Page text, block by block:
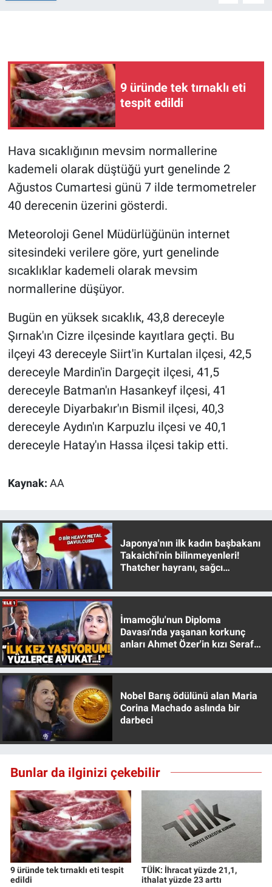
9 üründe tek tırnaklı eti
tespit edildi
Hava sıcaklığının mevsim normallerine
kademeli olarak düştüğü yurt genelinde 2
Ağustos Cumartesi günü 7 ilde termometreler
40 derecenin üzerini gösterdi.
Meteoroloji Genel Müdürlüğünün internet
sitesindeki verilere göre, yurt genelinde
sıcaklıklar kademeli olarak mevsim
normallerine düşüyor.
Bugün en yüksek sıcaklık, 43,8 dereceyle
Şırnak'ın Cizre ilçesinde kayıtlara geçti. Bu
ilçeyi 43 dereceyle Siirt'in Kurtalan ilçesi, 42,5
dereceyle Mardin'in Dargeçit ilçesi, 41,5
dereceyle Batman'ın Hasankeyf ilçesi, 41
dereceyle Diyarbakır'ın Bismil ilçesi, 40,3
dereceyle Aydın'ın Karpuzlu ilçesi ve 40,1
dereceyle Hatay'ın Hassa ilçesi takip etti.
Kaynak: AA
Japonya'nın ilk kadın başbakanı
Takaichi'nin bilinmeyenleri!
Thatcher hayranı, sağcı
İmamoğlu'nun Diploma
Davası'nda yaşanan korkunç
anları Ahmet Özer'in kızı Seraf
Nobel Barış ödülünü alan Maria
Corina Machado aslında bir
darbeci
Bunlar da ilginizi çekebilir
9 üründe tek tırnaklı eti tespit
edildi
TÜİK: İhracat yüzde 21,1,
ithalat yüzde 23 arttı
Gün Ortası
Gündem Özel
Günün görüntüsü
İlan
Koronavirüs
Kültür Sanat
Ne demişti
Nedir
Popüler
Programlar
Sağlık
Türkiye'nin Geleceği
Türkiye'nin Gündemi
Yerel Gündem
Yerel Yaşam
Canlı Yayın